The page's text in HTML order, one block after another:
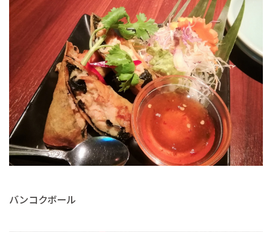
バンコクボール